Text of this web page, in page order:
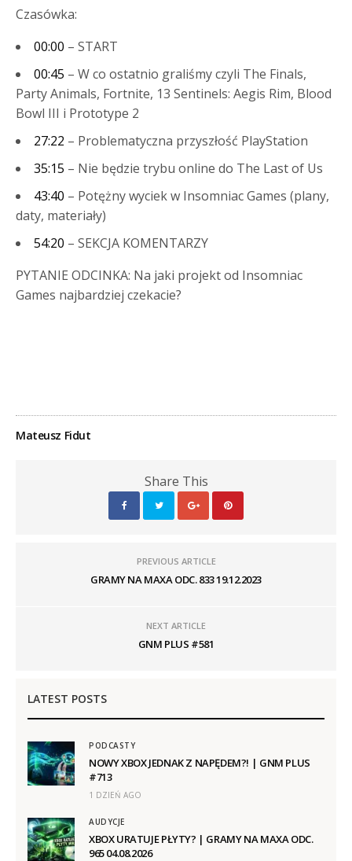
Czasówka:
00:00 – START
00:45 – W co ostatnio graliśmy czyli The Finals,
Party Animals, Fortnite, 13 Sentinels: Aegis Rim, Blood
Bowl III i Prototype 2
27:22 – Problematyczna przyszłość PlayStation
35:15 – Nie będzie trybu online do The Last of Us
43:40 – Potężny wyciek w Insomniac Games (plany,
daty, materiały)
54:20 – SEKCJA KOMENTARZY
PYTANIE ODCINKA: Na jaki projekt od Insomniac
Games najbardziej czekacie?
Mateusz Fidut
Share This
PREVIOUS ARTICLE
GRAMY NA MAXA ODC. 833 19.12.2023
NEXT ARTICLE
GNM PLUS #581
LATEST POSTS
PODCASTY
NOWY XBOX JEDNAK Z NAPĘDEM?! | GNM PLUS
#713
1 DZIEŃ AGO
AUDYCJE
XBOX URATUJE PŁYTY? | GRAMY NA MAXA ODC.
965 04.08.2026